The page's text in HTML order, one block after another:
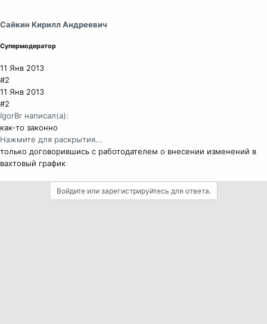
Сайкин Кирилл Андреевич
Супермодератор
11 Янв 2013
#2
11 Янв 2013
#2
IgorBr написал(а):
как-то законно
Нажмите для раскрытия...
только договорившись с работодателем о внесении изменений в
вахтовый график
Войдите или зарегистрируйтесь для ответа.